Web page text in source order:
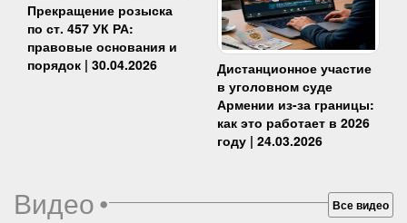
Прекращение розыска
по ст. 457 УК РА:
правовые основания и
порядок | 30.04.2026
Дистанционное участие
в уголовном суде
Армении из-за границы:
как это работает в 2026
году | 24.03.2026
Видео• Все видео